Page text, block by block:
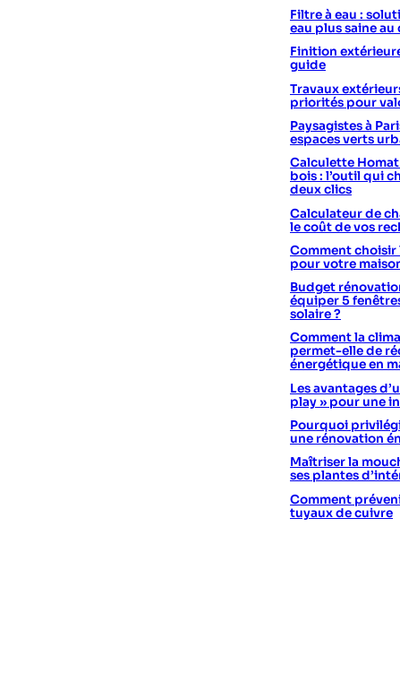
Filtre à eau :
eau plus saine
Finition
guide
Travaux
priorités pour
Paysagistes à
espaces verts
Calculette
bois : l’outil qui
deux clics
Calculateur de
le coût de vos
Comment choisir
pour votre
Budget
équiper 5
solaire ?
Comment la
permet-elle de
énergétique en
Les avantages
play » pour une
Pourquoi
une rénovation
Maîtriser la
ses plantes
Comment
tuyaux de cuivre